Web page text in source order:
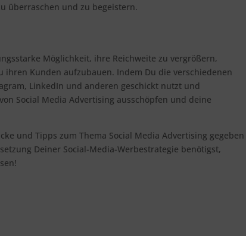
überraschen und zu begeistern.
Möglichkeit, ihre Reichweite zu vergrößern,
Kunden aufzubauen. Indem Du die verschiedenen
LinkedIn und anderen geschickt nutzt und
Social Media Advertising ausschöpfen und deine
und Tipps zum Thema Social Media Advertising gegeben
Deiner Social-Media-Werbestrategie benötigst,